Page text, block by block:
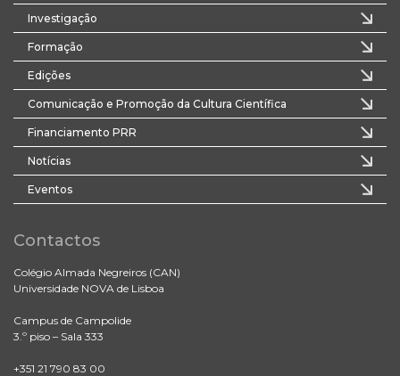
Investigação
Formação
Edições
Comunicação e Promoção da Cultura Científica
Financiamento PRR
Notícias
Eventos
Contactos
Colégio Almada Negreiros (CAN)
Universidade NOVA de Lisboa
Campus de Campolide
3.º piso – Sala 333
+351 21 790 83 00